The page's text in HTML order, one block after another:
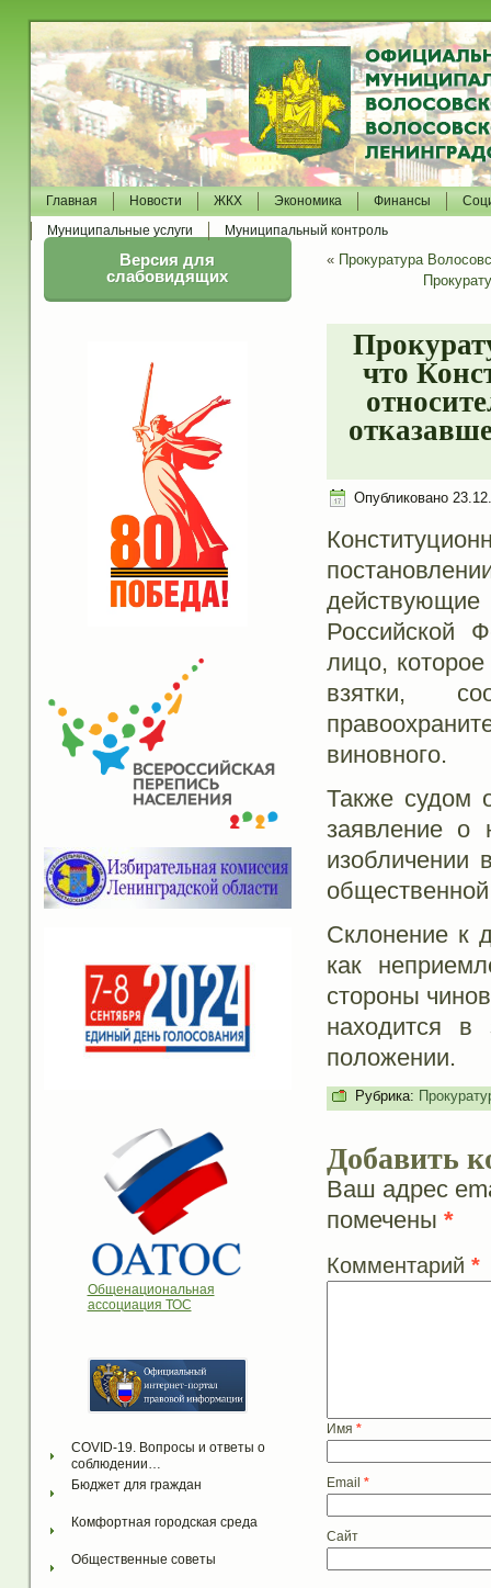
Главная Новости ЖКХ Экономика Финансы
Муниципальные услуги
Муниципальный контроль
Версия для
слабовидящих
Общенациональная
ассоциация ТОС
COVID-19. Вопросы и ответы о
соблюдении…
Бюджет для граждан
Комфортная городская среда
Общественные советы
« Прокуратура
что
Опубликовано
Российской
лицо,
взятки,
виновного.
Также судом
заявление о
изобличении
Склонение к
как
стороны
находится в
положении.
Рубрика:
Добавить
Ваш адрес
помечены *
Комментарий *
Имя *
Email *
Сайт